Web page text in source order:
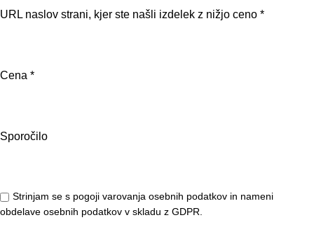
URL naslov strani, kjer ste našli izdelek z nižjo ceno *
Cena *
Sporočilo
Strinjam se s pogoji varovanja osebnih podatkov in nameni
obdelave osebnih podatkov v skladu z GDPR.